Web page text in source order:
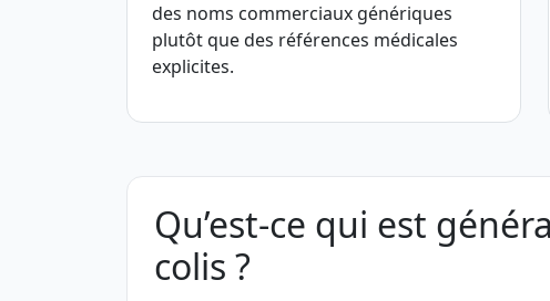
des noms commerciaux génériques
plutôt que des références médicales
explicites.
Qu’est-ce qui est
colis ?